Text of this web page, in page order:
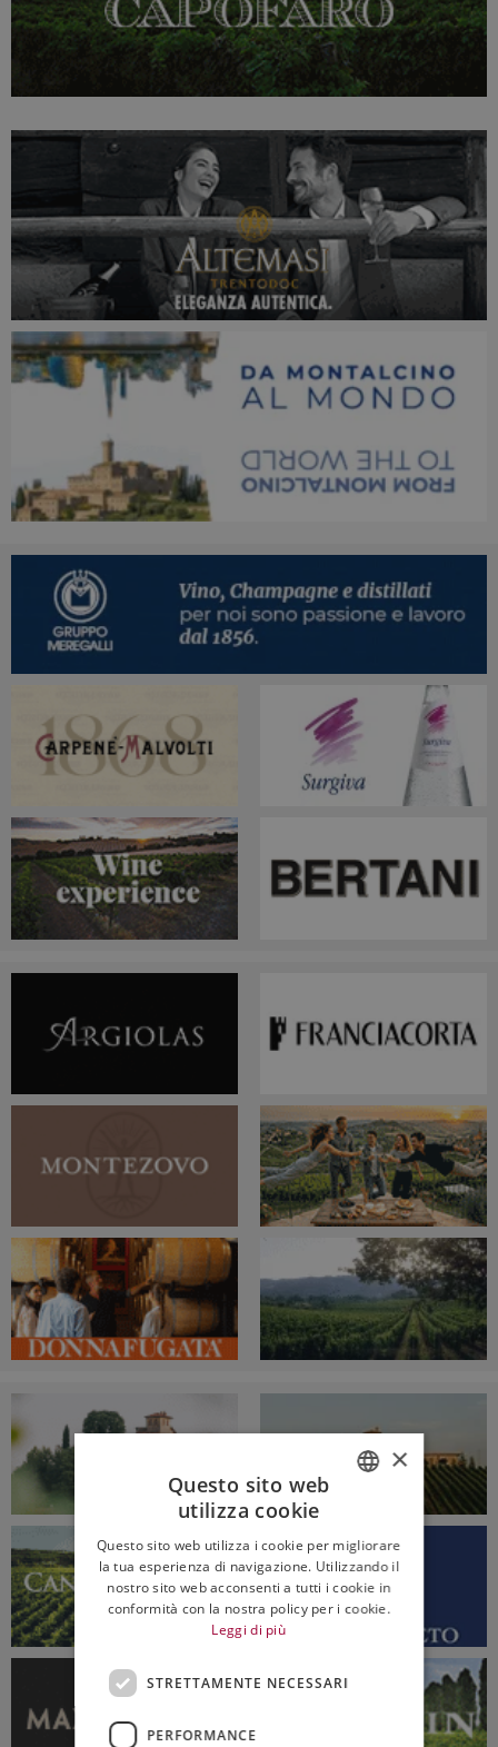
ENGLISH
×
Questo sito web
utilizza cookie
Questo sito web utilizza i cookie per migliorare
la tua esperienza di navigazione. Utilizzando il
nostro sito web acconsenti a tutti i cookie in
conformità con la nostra policy per i cookie.
Leggi di più
STRETTAMENTE NECESSARI
PERFORMANCE